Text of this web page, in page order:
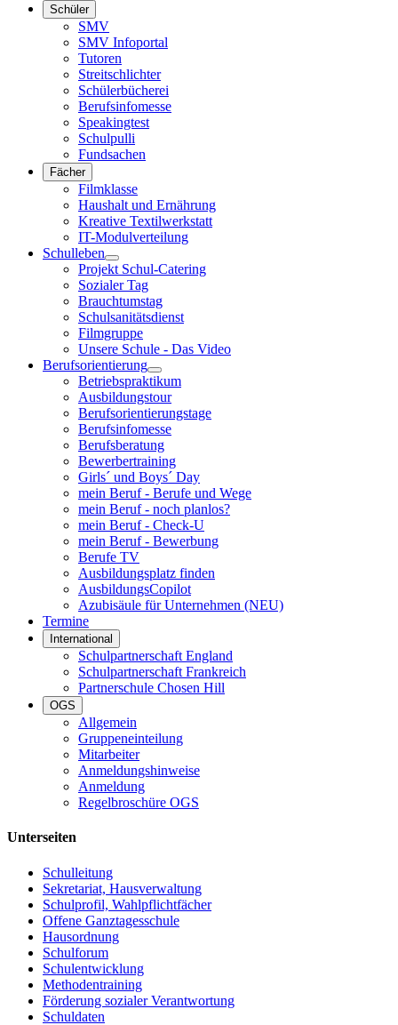
Schüler
SMV
SMV Infoportal
Tutoren
Streitschlichter
Schülerbücherei
Berufsinfomesse
Speakingtest
Schulpulli
Fundsachen
Fächer
Filmklasse
Haushalt und Ernährung
Kreative Textilwerkstatt
IT-Modulverteilung
Schulleben
Projekt Schul-Catering
Sozialer Tag
Brauchtumstag
Schulsanitätsdienst
Filmgruppe
Unsere Schule - Das Video
Berufsorientierung
Betriebspraktikum
Ausbildungstour
Berufsorientierungstage
Berufsinfomesse
Berufsberatung
Bewerbertraining
Girls´ und Boys´ Day
mein Beruf - Berufe und Wege
mein Beruf - noch planlos?
mein Beruf - Check-U
mein Beruf - Bewerbung
Berufe TV
Ausbildungsplatz finden
AusbildungsCopilot
Azubisäule für Unternehmen (NEU)
Termine
International
Schulpartnerschaft England
Schulpartnerschaft Frankreich
Partnerschule Chosen Hill
OGS
Allgemein
Gruppeneinteilung
Mitarbeiter
Anmeldungshinweise
Anmeldung
Regelbroschüre OGS
Unterseiten
Schulleitung
Sekretariat, Hausverwaltung
Schulprofil, Wahlpflichtfächer
Offene Ganztagesschule
Hausordnung
Schulforum
Schulentwicklung
Methodentraining
Förderung sozialer Verantwortung
Schuldaten